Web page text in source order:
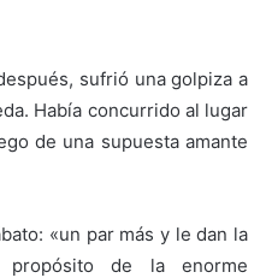
sufrió una golpiza a
Había concurrido al lugar
de una supuesta amante
«un par más y le dan la
de la enorme